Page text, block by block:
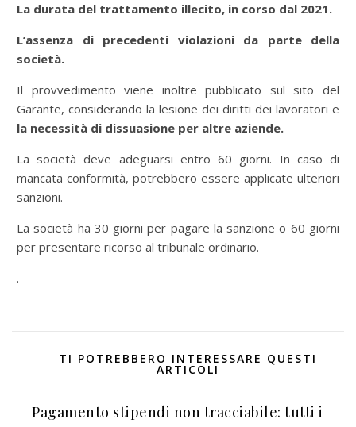
La durata del trattamento illecito, in corso dal 2021.
L’assenza di precedenti violazioni da parte della
società.
Il provvedimento viene inoltre pubblicato sul sito del
Garante, considerando la lesione dei diritti dei lavoratori e
la necessità di dissuasione per altre aziende.
La società deve adeguarsi entro 60 giorni. In caso di
mancata conformità, potrebbero essere applicate ulteriori
sanzioni.
La società ha 30 giorni per pagare la sanzione o 60 giorni
per presentare ricorso al tribunale ordinario.
.
TI POTREBBERO INTERESSARE QUESTI
ARTICOLI
Pagamento stipendi non tracciabile: tutti i